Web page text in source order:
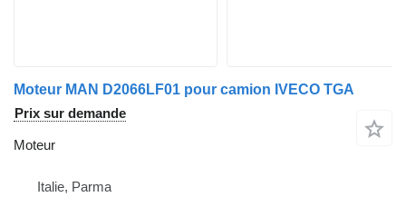
Moteur MAN D2066LF01 pour camion IVECO TGA
Prix sur demande
Moteur
Italie, Parma